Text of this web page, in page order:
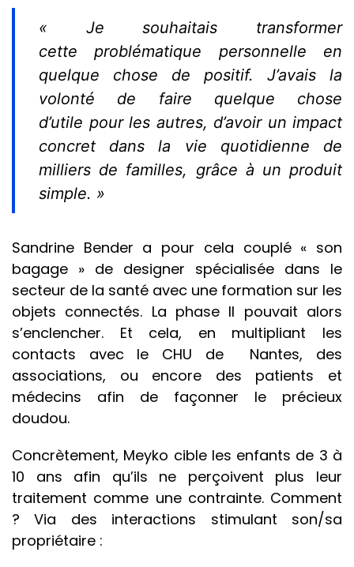
« Je souhaitais transformer
cette problématique personnelle en
quelque chose de positif. J’avais la
volonté de faire quelque chose
d’utile pour les autres, d’avoir un impact
concret dans la vie quotidienne de
milliers de familles, grâce à un produit
simple. »
Sandrine Bender a pour cela couplé « son
bagage » de designer spécialisée dans le
secteur de la santé avec une formation sur les
objets connectés. La phase II pouvait alors
s’enclencher. Et cela, en multipliant les
contacts avec le CHU de Nantes, des
associations, ou encore des patients et
médecins afin de façonner le précieux
doudou.
Concrètement, Meyko cible les enfants de 3 à
10 ans afin qu’ils ne perçoivent plus leur
traitement comme une contrainte. Comment
? Via des interactions stimulant son/sa
propriétaire :